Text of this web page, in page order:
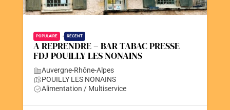
POPULAIRE RÉCENT
A REPRENDRE – BAR TABAC PRESSE
FDJ POUILLY LES NONAINS
Auvergne-Rhône-Alpes
POUILLY LES NONAINS
Alimentation / Multiservice